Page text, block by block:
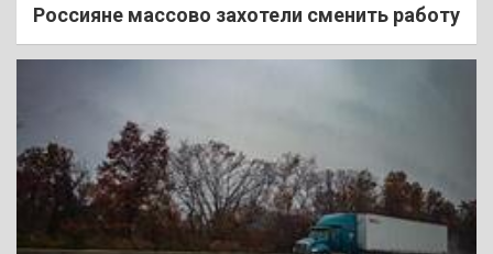
Россияне массово захотели сменить работу